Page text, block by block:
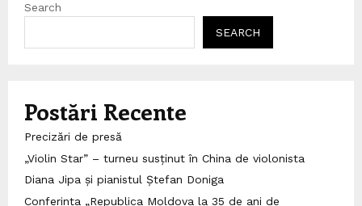
Search
SEARCH
Postări Recente
Precizări de presă
„Violin Star” – turneu susținut în China de violonista
Diana Jipa și pianistul Ștefan Doniga
Conferința „Republica Moldova la 35 de ani de